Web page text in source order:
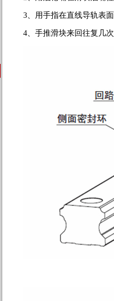
3、用手指在直线导轨表
4、手推滑块来回往复几